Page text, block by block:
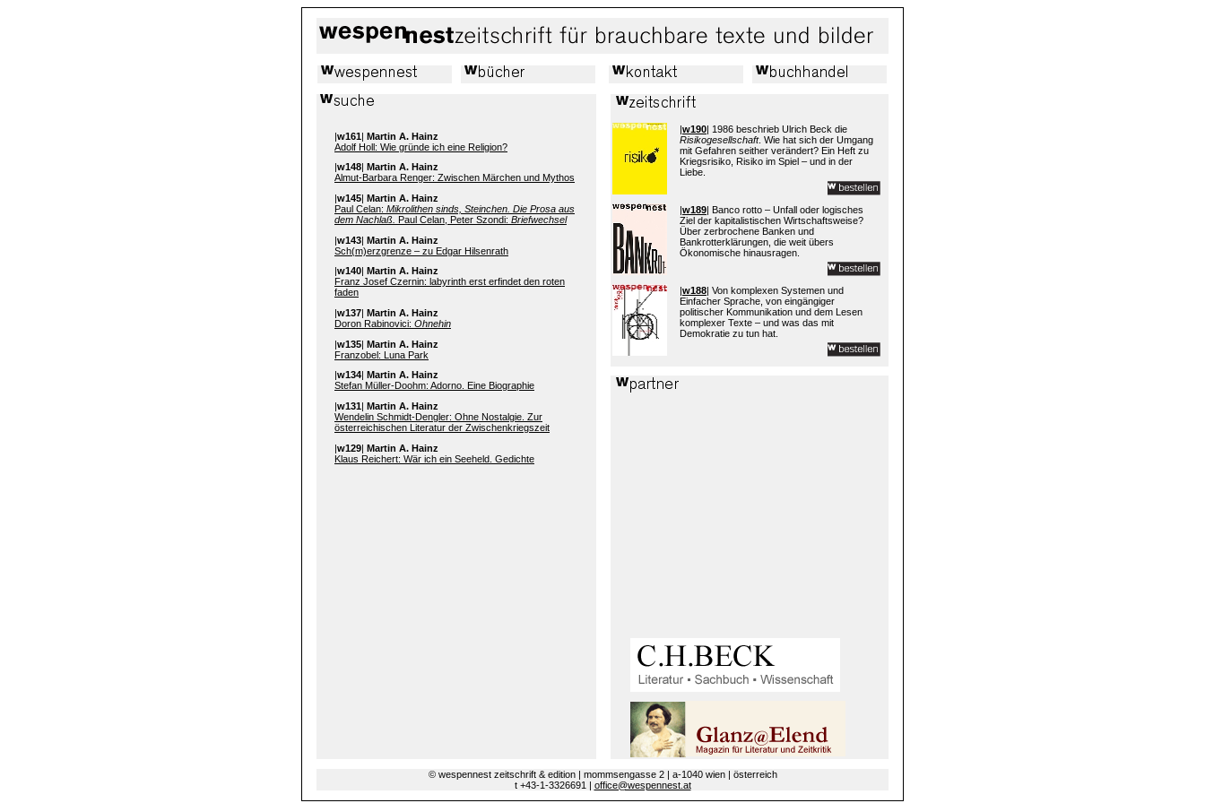
|w161| Martin A. Hainz
Adolf Holl: Wie gründe ich eine Religion?
w148
Martin A. Hainz
Almut-Barbara Renger: Zwischen Märchen und Mythos
|w145| Martin A. Hainz
Paul Celan: Mikrolithen sinds, Steinchen. Die Prosa aus
dem Nachlaß. Paul Celan, Peter Szondi: Briefwechsel
|w143| Martin A. Hainz
Sch(m)erzgrenze – zu Edgar Hilsenrath
w140
Martin A. Hainz
Franz Josef Czernin: labyrinth erst erfindet den roten
faden
|w137| Martin A. Hainz
Doron Rabinovici: Ohnehin
|w135| Martin A. Hainz
Franzobel: Luna Park
w134
Martin A. Hainz
Stefan Müller-Doohm: Adorno. Eine Biographie
|w131| Martin A. Hainz
Wendelin Schmidt-Dengler: Ohne Nostalgie. Zur
österreichischen Literatur der Zwischenkriegszeit
|w129| Martin A. Hainz
Klaus Reichert: Wär ich ein Seeheld. Gedichte
|w190| 1986 beschrieb Ulrich Beck die
Risikogesellschaft. Wie hat sich der Umgang
mit Gefahren seither verändert? Ein Heft zu
Kriegsrisiko, Risiko im Spiel – und in der
Liebe.
|w189| Banco rotto – Unfall oder logisches
Ziel der kapitalistischen Wirtschaftsweise?
Über zerbrochene Banken und
Bankrotterklärungen, die weit übers
Ökonomische hinausragen.
|w188| Von komplexen Systemen und
Einfacher Sprache, von eingängiger
politischer Kommunikation und dem Lesen
komplexer Texte – und was das mit
Demokratie zu tun hat.
© wespennest zeitschrift & edition | mommsengasse 2 | a-1040 wien | österreich
t +43-1-3326691 | office@wespennest.at